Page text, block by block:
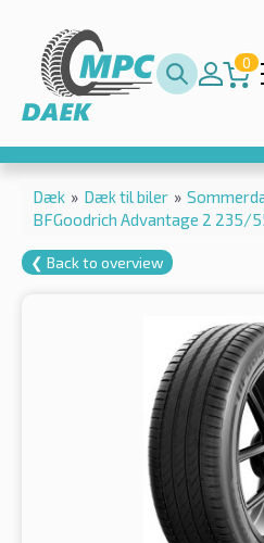
0
Dæk » Dæk til biler »
BFGoodrich Advantage 2 235/
❮ Back to overview